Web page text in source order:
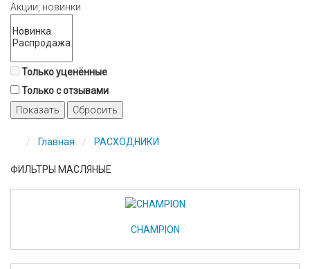
Акции, новинки
Только уценённые
Только с отзывами
Показать
Сбросить
Главная РАСХОДНИКИ
ФИЛЬТРЫ МАСЛЯНЫЕ
CHAMPION